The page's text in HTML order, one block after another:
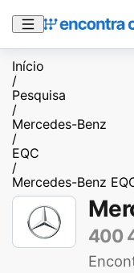
Início
/
Pesquisa
/
Mercedes-Benz
/
EQC
/
Mercedes-Benz
400